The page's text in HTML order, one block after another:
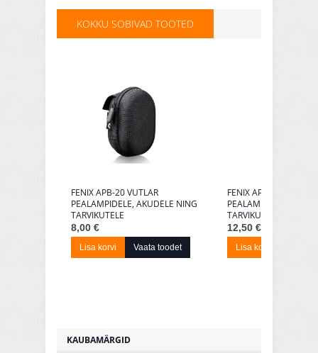
KOKKU SOBIVAD TOOTED
FENIX APB-20 VUTLAR
PEALAMPIDELE, AKUDELE NING
TARVIKUTELE
8,00 €
Lisa korvi Vaata toodet
FENIX APB-30 VUTLAR
PEALAMPIDELE,
TARVIKUTELE
12,50 €
Lisa korvi
KAUBAMÄRGID